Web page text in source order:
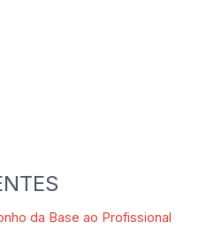
da Base ao Profissional